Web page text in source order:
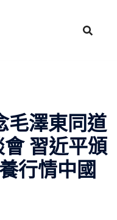
毛澤東同道
習近平頒
行情中國